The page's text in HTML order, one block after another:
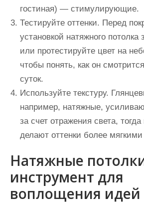
гостиная) — стимулирующие.
Тестируйте оттенки. Перед
установкой натяжного потолка
или протестируйте цвет на
чтобы понять, как он
суток.
Используйте текстуру.
например, натяжные,
за счет отражения света,
делают оттенки более
Натяжные
инструмент для
воплощения идей